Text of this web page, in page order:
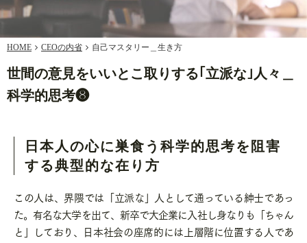
HOME CEOの内省 自己マスタリー＿生き方
世間の意見をいいとこ取りする｢立派な｣人々＿
科学的思考❽
日本人の心に巣食う科学的思考を阻害
する典型的な在り方
この人は、界隈では「立派な」人として通っている紳士であっ
た。有名な大学を出て、新卒で大企業に入社し身なりも「ちゃん
と」しており、日本社会の座席的には上層階に位置する人であ